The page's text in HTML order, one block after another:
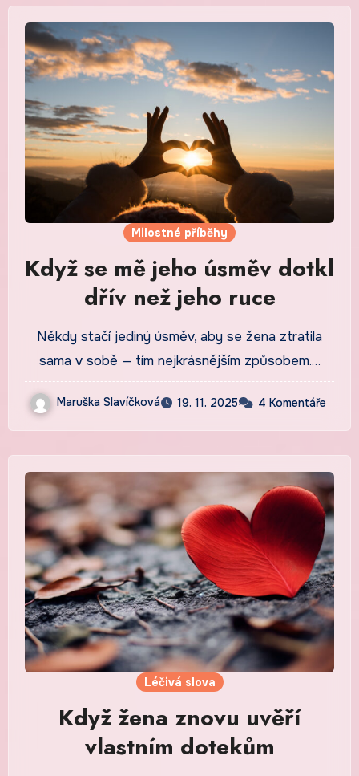
Milostné příběhy
Když se mě jeho úsměv dotkl
dřív než jeho ruce
Někdy stačí jediný úsměv, aby se žena ztratila
sama v sobě — tím nejkrásnějším způsobem.…
Maruška Slavíčková 19. 11. 2025 4 Komentáře
Léčivá slova
Když žena znovu uvěří
vlastním dotekům